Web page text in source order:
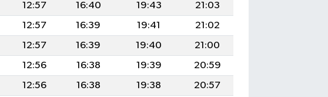
12:57 16:40 19:43
21:03
12:57 16:39 19:41
21:02
12:57 16:39 19:40
21:00
12:56 16:38 19:39
20:59
12:56 16:38 19:38
20:57